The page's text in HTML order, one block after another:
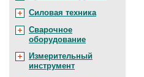
Силовая техника
Сварочное
оборудование
Измерительный
инструмент